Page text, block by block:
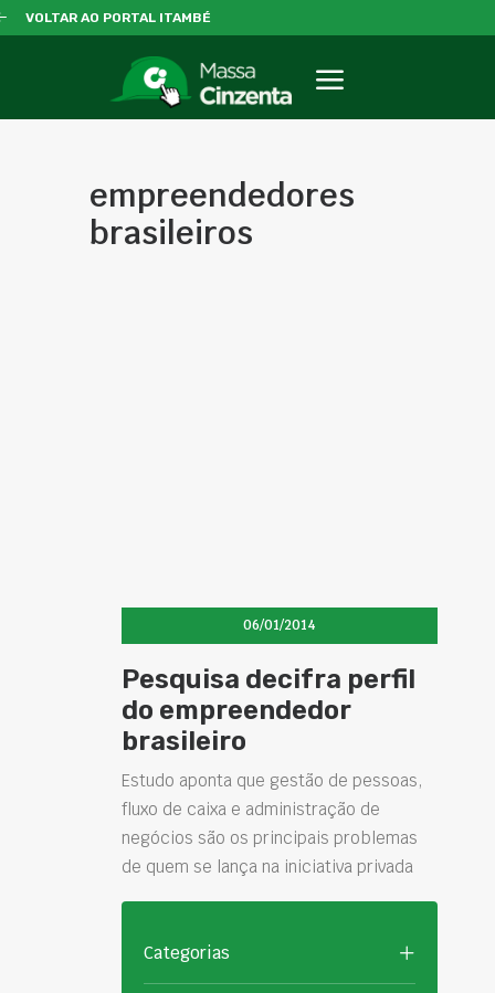
VOLTAR AO PORTAL ITAMBÉ
empreendedores
brasileiros
06/01/2014
Pesquisa decifra perfil
do empreendedor
brasileiro
Estudo aponta que gestão de pessoas,
fluxo de caixa e administração de
negócios são os principais problemas
de quem se lança na iniciativa privada
Categorias